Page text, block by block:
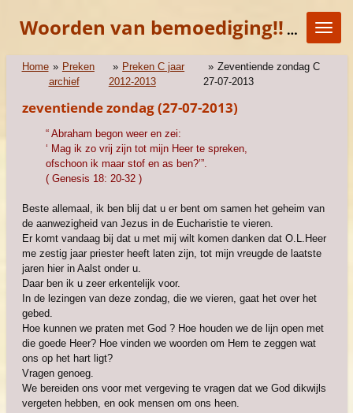
direct
hoofdinhoud
Woorden van bemoediging!!"KOM
Home » Preken
archief
» Preken C jaar
2012-2013
» Zeventiende zondag C
27-07-2013
zeventiende zondag (27-07-2013)
“ Abraham begon weer en zei:
‘ Mag ik zo vrij zijn tot mijn Heer te spreken,
ofschoon ik maar stof en as ben?’”.
( Genesis 18: 20-32 )
Beste allemaal, ik ben blij dat u er bent om samen het geheim van
de aanwezigheid van Jezus in de Eucharistie te vieren.
Er komt vandaag bij dat u met mij wilt komen danken dat O.L.Heer
me zestig jaar priester heeft laten zijn, tot mijn vreugde de laatste
jaren hier in Aalst onder u.
Daar ben ik u zeer erkentelijk voor.
In de lezingen van deze zondag, die we vieren, gaat het over het
gebed.
Hoe kunnen we praten met God ? Hoe houden we de lijn open met
die goede Heer? Hoe vinden we woorden om Hem te zeggen wat
ons op het hart ligt?
Vragen genoeg.
We bereiden ons voor met vergeving te vragen dat we God dikwijls
vergeten hebben, en ook mensen om ons heen.